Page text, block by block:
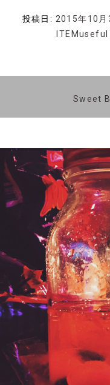
投稿日: 2015年10月
ITEMuseful
Sweet